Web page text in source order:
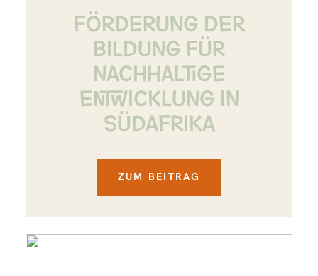
FÖRDERUNG DER
BILDUNG FÜR
NACHHALTIGE
ENTWICKLUNG IN
SÜDAFRIKA
ZUM BEITRAG